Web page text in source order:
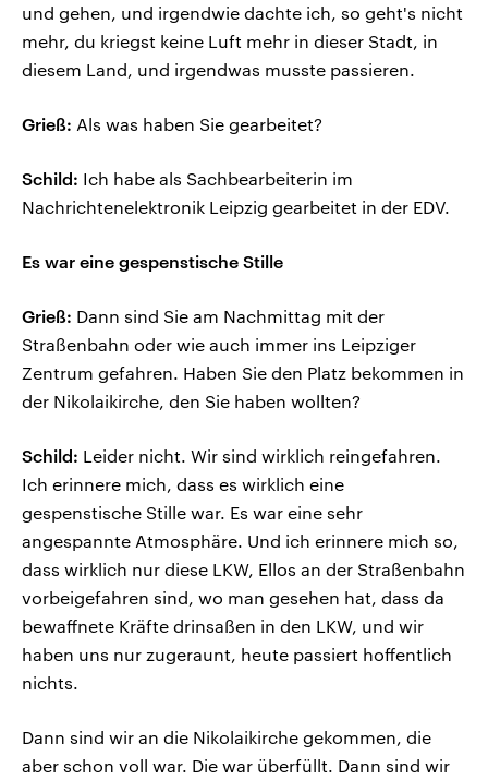
und gehen, und irgendwie dachte ich, so geht's nicht
mehr, du kriegst keine Luft mehr in dieser Stadt, in
diesem Land, und irgendwas musste passieren.
Grieß: Als was haben Sie gearbeitet?
Schild: Ich habe als Sachbearbeiterin im
Nachrichtenelektronik Leipzig gearbeitet in der EDV.
Es war eine gespenstische Stille
Grieß: Dann sind Sie am Nachmittag mit der
Straßenbahn oder wie auch immer ins Leipziger
Zentrum gefahren. Haben Sie den Platz bekommen in
der Nikolaikirche, den Sie haben wollten?
Schild: Leider nicht. Wir sind wirklich reingefahren.
Ich erinnere mich, dass es wirklich eine
gespenstische Stille war. Es war eine sehr
angespannte Atmosphäre. Und ich erinnere mich so,
dass wirklich nur diese LKW, Ellos an der Straßenbahn
vorbeigefahren sind, wo man gesehen hat, dass da
bewaffnete Kräfte drinsaßen in den LKW, und wir
haben uns nur zugeraunt, heute passiert hoffentlich
nichts.
Dann sind wir an die Nikolaikirche gekommen, die
aber schon voll war. Die war überfüllt. Dann sind wir